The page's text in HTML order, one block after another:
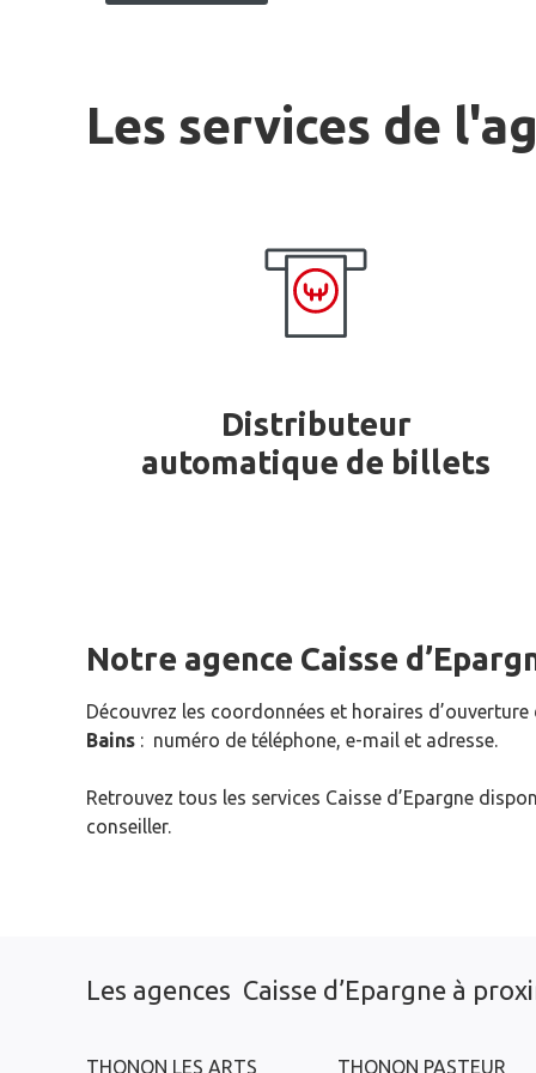
Les services de
Distributeur
automatique de billets
Notre agence Caisse
Découvrez les coordonnées et horaires d’ouverture
Bains : numéro de téléphone, e-mail et adresse.
Retrouvez tous les services Caisse d’Epargne
conseiller.
Les agences Caisse d’Epargne à
THONON LES ARTS THONON PASTEUR